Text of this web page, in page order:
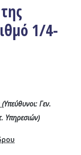
1/4-
(Υπεύθυνοι: Γεν.
Υπηρεσιών)